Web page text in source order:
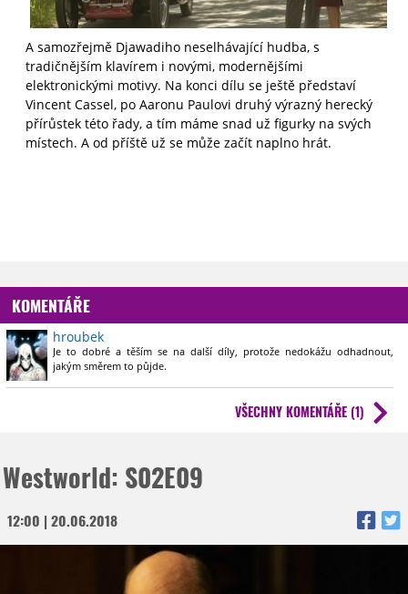
A samozřejmě Djawadiho neselhávající hudba, s
tradičnějším klavírem i novými, modernějšími
elektronickými motivy. Na konci dílu se ještě představí
Vincent Cassel, po Aaronu Paulovi druhý výrazný herecký
přírůstek této řady, a tím máme snad už figurky na svých
místech. A od příště už se může začít naplno hrát.
KOMENTÁŘE
hroubek
Je to dobré a těším se na další díly, protože nedokážu odhadnout,
jakým směrem to půjde.
VŠECHNY KOMENTÁŘE (1)
Westworld: S02E09
12:00 | 20.06.2018